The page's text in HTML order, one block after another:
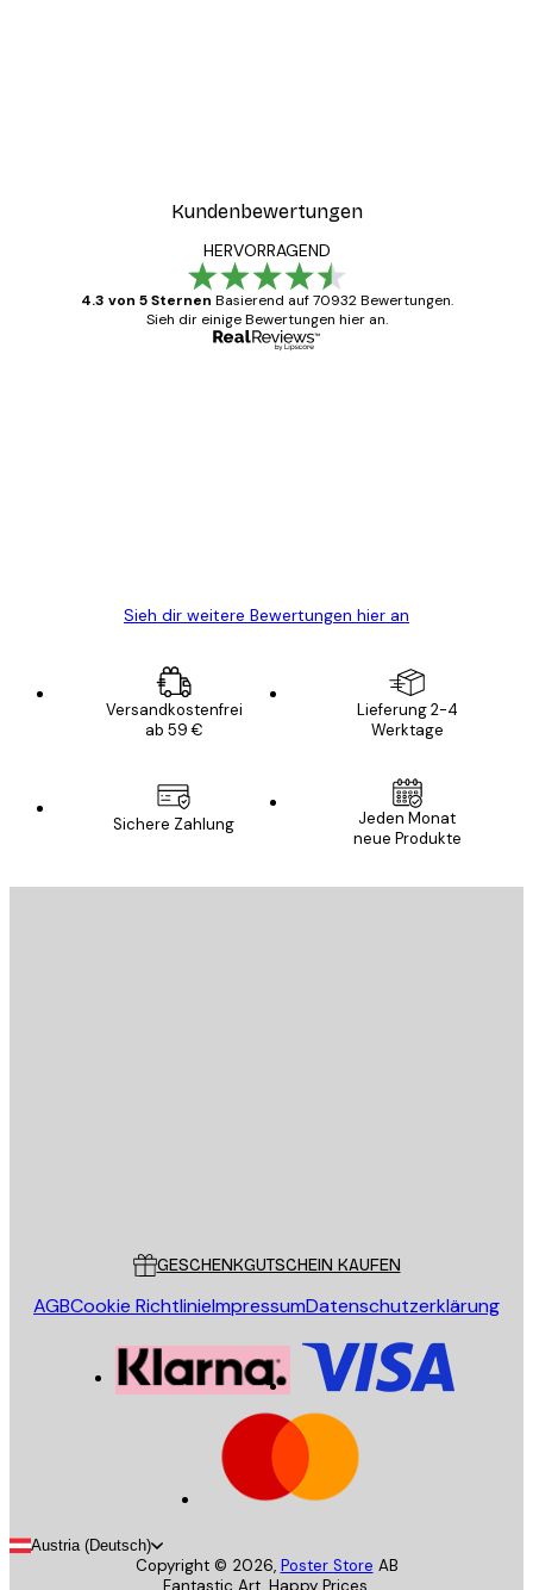
Kundenbewertungen
HERVORRAGEND
4.3 von 5 Sternen Basierend auf 70932 Bewertungen.
Sieh dir einige Bewertungen hier an.
Sieh dir weitere Bewertungen hier an
Versandkostenfrei
ab 59 €
Lieferung 2-4
Werktage
Sichere Zahlung
Jeden Monat
neue Produkte
GESCHENKGUTSCHEIN KAUFEN
AGBCookie RichtlinieImpressumDatenschutzerklärung
Austria (Deutsch)
Copyright © 2026, Poster Store AB